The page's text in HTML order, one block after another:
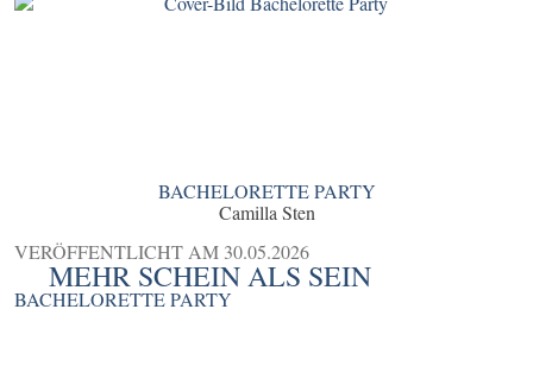
BACHELORETTE PARTY
Camilla Sten
VERÖFFENTLICHT AM 30.05.2026
MEHR SCHEIN ALS SEIN
BACHELORETTE PARTY